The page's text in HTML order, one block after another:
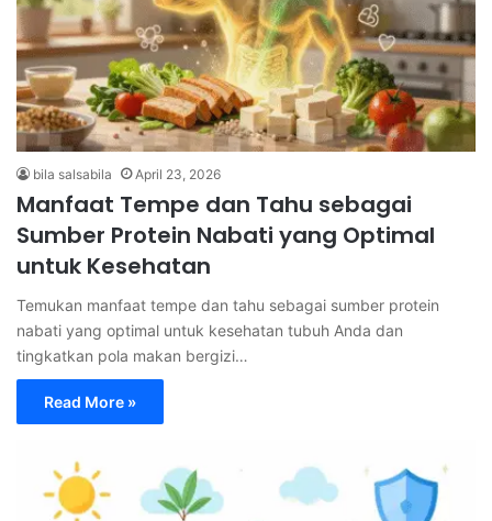
bila salsabila April 23, 2026
Manfaat Tempe dan Tahu sebagai
Sumber Protein Nabati yang Optimal
untuk Kesehatan
Temukan manfaat tempe dan tahu sebagai sumber protein
nabati yang optimal untuk kesehatan tubuh Anda dan
tingkatkan pola makan bergizi…
Read More »